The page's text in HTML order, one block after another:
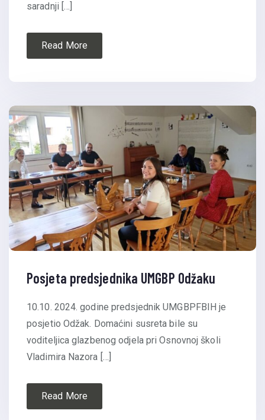
saradnji […]
Read More
Posjeta predsjednika UMGBP Odžaku
10.10. 2024. godine predsjednik UMGBPFBIH je
posjetio Odžak. Domaćini susreta bile su
voditeljica glazbenog odjela pri Osnovnoj školi
Vladimira Nazora […]
Read More